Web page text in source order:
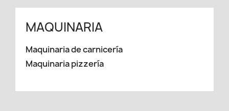
MAQUINARIA
Maquinaria de carnicería
Maquinaria pizzería